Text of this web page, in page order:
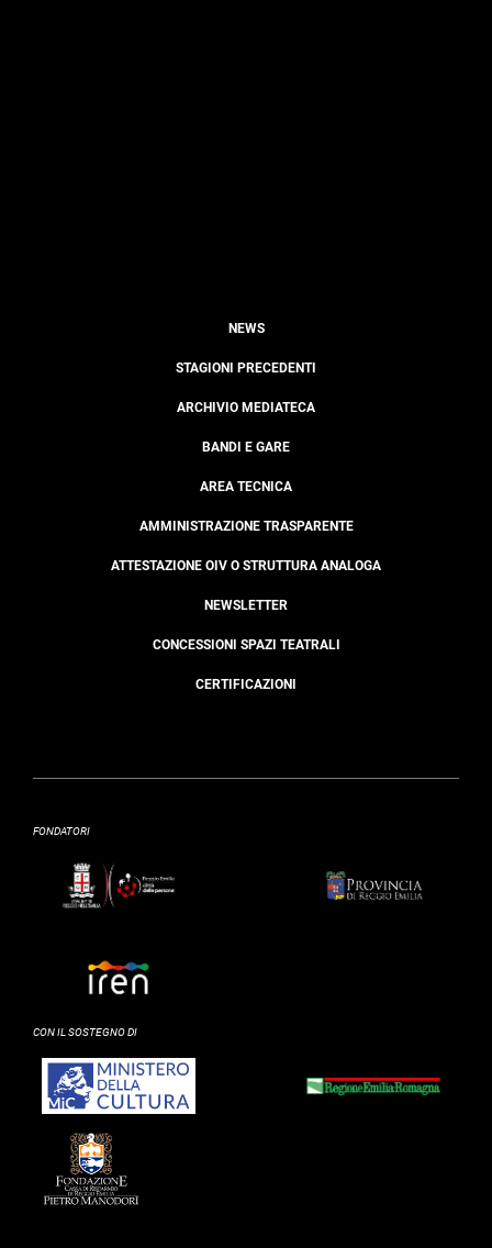
NEWS
STAGIONI PRECEDENTI
ARCHIVIO MEDIATECA
BANDI E GARE
AREA TECNICA
AMMINISTRAZIONE TRASPARENTE
ATTESTAZIONE OIV O STRUTTURA ANALOGA
NEWSLETTER
CONCESSIONI SPAZI TEATRALI
CERTIFICAZIONI
FONDATORI
CON IL SOSTEGNO DI